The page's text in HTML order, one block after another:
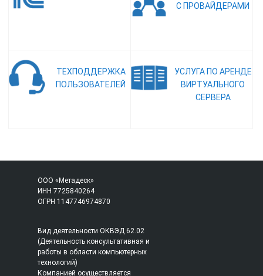
С ПРОВАЙДЕРАМИ
ТЕХПОДДЕРЖКА
ПОЛЬЗОВАТЕЛЕЙ
УСЛУГА ПО АРЕНДЕ
ВИРТУАЛЬНОГО
СЕРВЕРА
ООО «Метадеск»
ИНН 7725840264
ОГРН 1147746974870
Вид деятельности ОКВЭД 62.02
(Деятельность консультативная и
работы в области компьютерных
технологий)
Компанией осуществляется